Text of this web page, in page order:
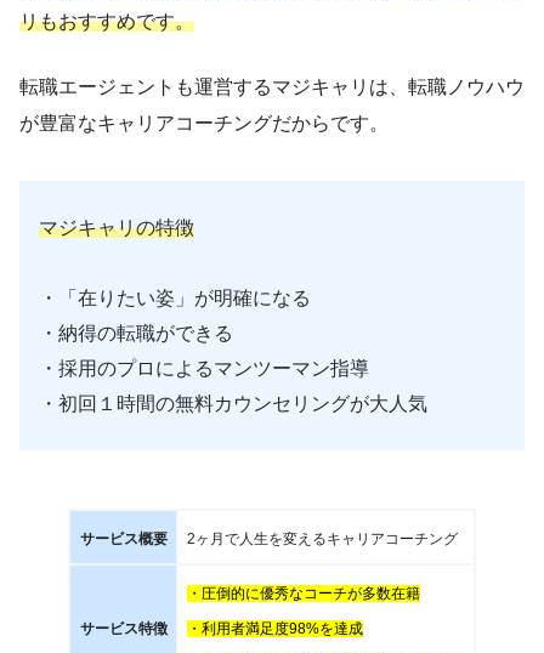
リもおすすめです。
転職エージェントも運営するマジキャリは、転職ノウハウ
が豊富なキャリアコーチングだからです。
マジキャリの特徴
・「在りたい姿」が明確になる
・納得の転職ができる
・採用のプロによるマンツーマン指導
・初回１時間の無料カウンセリングが大人気
サービス概要 2ヶ月で人生を変えるキャリアコーチング
サービス特徴
・圧倒的に優秀なコーチが多数在籍
・利用者満足度98%を達成